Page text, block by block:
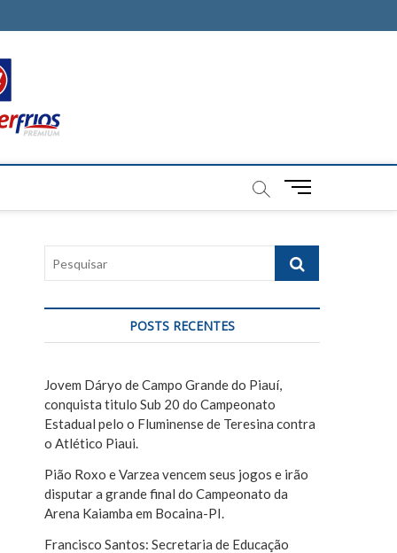
M
u
B
u
o
q
a
POSTS RECENTES
Jovem Dáryo de Campo Grande do Piauí,
conquista titulo Sub 20 do Campeonato
Estadual pelo o Fluminense de Teresina contra
o Atlético Piaui.
Pião Roxo e Varzea vencem seus jogos e irão
disputar a grande final do Campeonato da
Arena Kaiamba em Bocaina-PI.
Francisco Santos: Secretaria de Educação